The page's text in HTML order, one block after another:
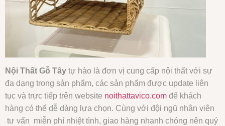
Nội Thất Gỗ Tây tự hào là đơn vị cung cấp nội thất với sự
đa dạng trong sản phẩm, các sản phẩm được update liên
tục và trực tiếp trên website noithattavico.com để khách
hàng có thể dễ dàng lựa chọn. Cùng với đội ngũ nhân viên
tư vấn miễn phí nhiệt tình, giao hàng nhanh chóng nên quý